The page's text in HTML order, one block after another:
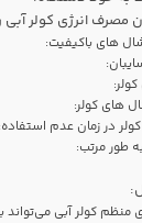
مصرف انرژی کولر
های باکیفیت:
های کولر:
در زمان عدم استفاده:
طور مرتب:
کولر آبی می‌تواند